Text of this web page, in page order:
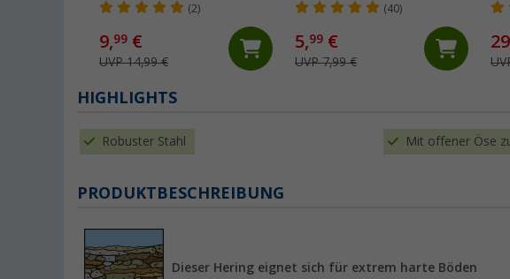
Markisenabspanngurt (1
(2)
9,99 €
UVP 14,99 €
Transparent
(40)
5,99 €
UVP 7,99 €
HIGHLIGHTS
Robuster Stahl Mit offener Öse
PRODUKTBESCHREIBUNG
Dieser Hering eignet sich für extrem harte Böden